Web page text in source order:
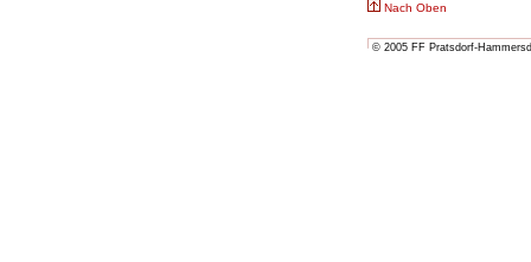
Nach Oben
© 2005 FF Pratsdorf-